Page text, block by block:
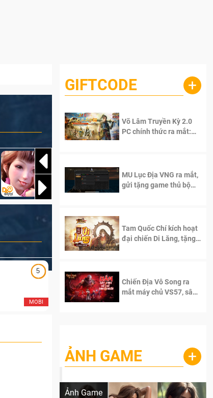
5
MOBI
Ngạo Thiên Mobile
GIFTCODE +
Võ Lâm Truyền Kỳ 2.0
PC chính thức ra mắt:
MU Lục Địa VNG ra mắt,
gửi tặng game thủ bộ
Tam Quốc Chí kích hoạt
đại chiến Di Lăng, tặng
Chiến Địa Vô Song ra
mắt máy chủ VS57, sân
ẢNH GAME +
Ảnh Game
Lala Croft vừa nóng vừa xinh dưới nét vẽ